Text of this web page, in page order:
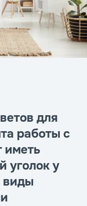
для
работы с
иметь
уголок у
виды